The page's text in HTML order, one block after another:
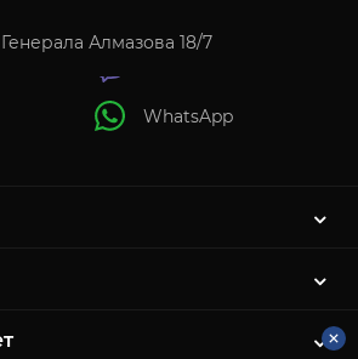
Алмазова 18/7
WhatsApp